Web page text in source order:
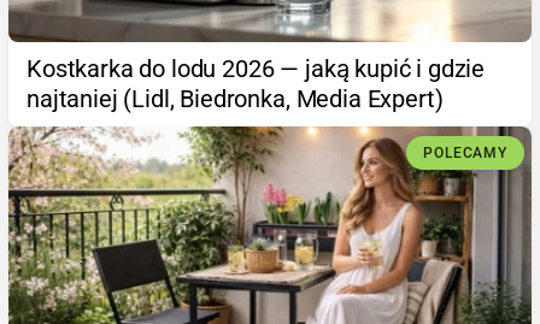
Kostkarka do lodu 2026 — jaką kupić i gdzie
najtaniej (Lidl, Biedronka, Media Expert)
POLECAMY